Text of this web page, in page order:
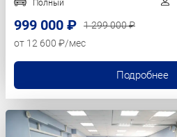
Полный
999 000 ₽
1 299 000 ₽
от 12 600 ₽/мес
Подробнее